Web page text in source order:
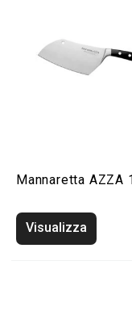
Mannaretta AZZA
Visualizza